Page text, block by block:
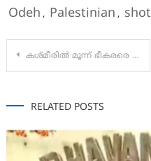
Odeh , Palestinian , shot
Post
കശ്മീരില്‍ മൂന്ന് ഭീകരരെ വധിച്ചു; പഹല്‍ഗാം ആക്രമണത്തില്‍ പങ്കെടുത്തവരെന്ന് സൂചന
RELATED POSTS